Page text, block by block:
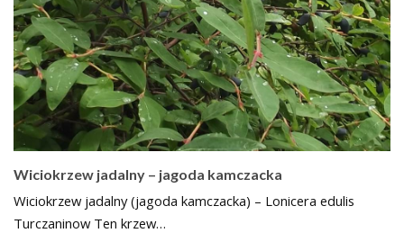
Wiciokrzew jadalny – jagoda kamczacka
Wiciokrzew jadalny (jagoda kamczacka) – Lonicera edulis
Turczaninow Ten krzew…